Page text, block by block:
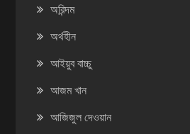
অরিন্দম
অর্থহীন
আইয়ুব বাচ্চু
আজম খান
আজিজুল দেওয়ান